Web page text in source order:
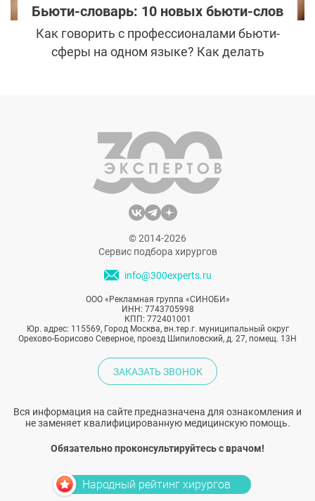
Бьюти-словарь: 10 новых бьюти-слов
Как говорить с профессионалами бьюти-
сферы на одном языке? Как делать
бьютиголиками? Ответ прост — пополнять
свой словарный запас основными новыми
бьюти-терминами.
© 2014-2026
Сервис подбора хирургов
info@300experts.ru
ООО «Рекламная группа «СИНОБИ»
ИНН: 7743705998
КПП: 772401001
Юр. адрес: 115569, Город Москва, вн.тер.г. муниципальный округ
Орехово-Борисово Северное, проезд Шипиловский, д. 27, помещ. 13Н
ЗАКАЗАТЬ ЗВОНОК
Вся информация на сайте предназначена для ознакомления и
не заменяет квалифицированную медицинскую помощь.
Обязательно проконсультируйтесь с врачом!
Народный рейтинг хирургов